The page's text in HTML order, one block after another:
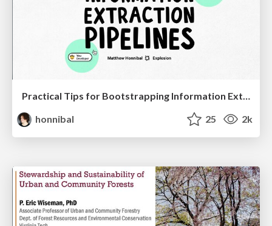
Practical Tips for Bootstrapping Information Extraction Pipelines
honnibal
25 2k